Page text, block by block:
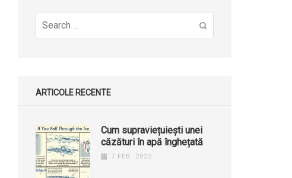
Search
for:
ARTICOLE RECENTE
Cum supraviețuiești unei
căzături în apă înghețată
7 FEB. 2022